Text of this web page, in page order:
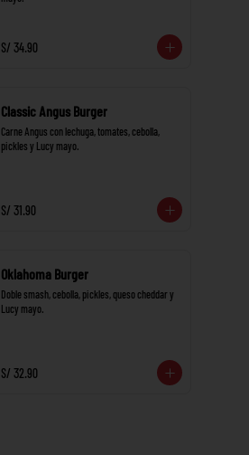
S/ 34.90
Classic Angus Burger
Carne Angus con lechuga, tomates, cebolla,
pickles y Lucy mayo.
S/ 31.90
Oklahoma Burger
Doble smash, cebolla, pickles, queso cheddar y
Lucy mayo.
S/ 32.90